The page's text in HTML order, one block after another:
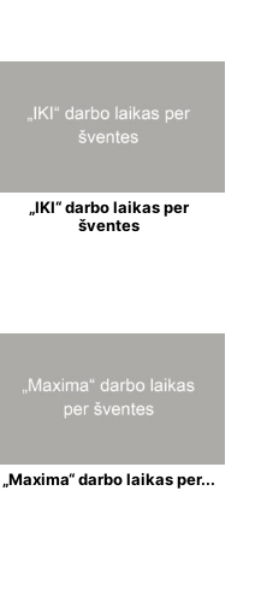
„IKI“ darbo laikas per
šventes
„Maxima“ darbo laikas per...